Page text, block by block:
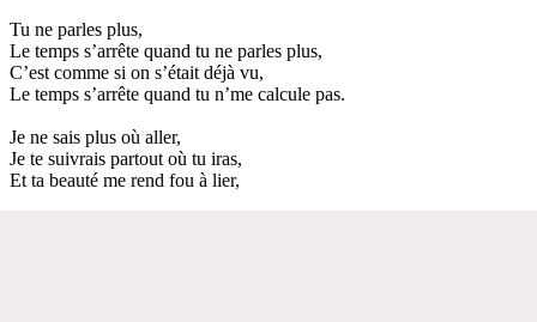
Tu ne parles plus,
Le temps s’arrête quand tu ne parles plus,
C’est comme si on s’était déjà vu,
Le temps s’arrête quand tu n’me calcule pas.
Je ne sais plus où aller,
Je te suivrais partout où tu iras,
Et ta beauté me rend fou à lier,